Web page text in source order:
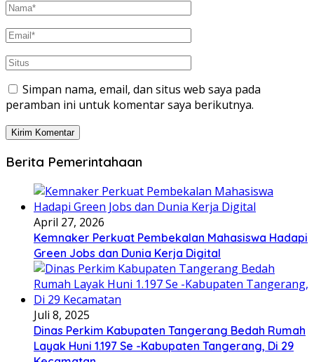
Simpan nama, email, dan situs web saya pada
peramban ini untuk komentar saya berikutnya.
Berita Pemerintahaan
April 27, 2026
Kemnaker Perkuat Pembekalan Mahasiswa Hadapi
Green Jobs dan Dunia Kerja Digital
Juli 8, 2025
Dinas Perkim Kabupaten Tangerang Bedah Rumah
Layak Huni 1.197 Se -Kabupaten Tangerang, Di 29